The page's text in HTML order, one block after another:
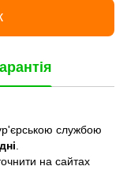
службою
на сайтах